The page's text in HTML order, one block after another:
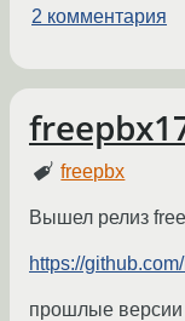
2 комментария
freepbx
Вышел релиз
https://
прошлые версии